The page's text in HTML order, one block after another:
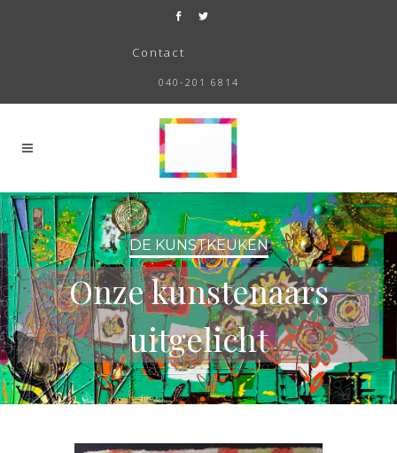
Contact
040-201 6814
DE KUNSTKEUKEN
Onze kunstenaars
uitgelicht